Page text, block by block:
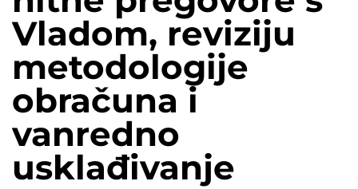
Vladom, reviziju
metodologije
obračuna i
vanredno
usklađivanje